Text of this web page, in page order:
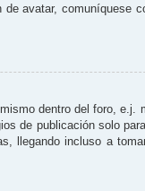
avatar, comuníquese
dentro del foro, e.j.
de publicación solo
llegando incluso a